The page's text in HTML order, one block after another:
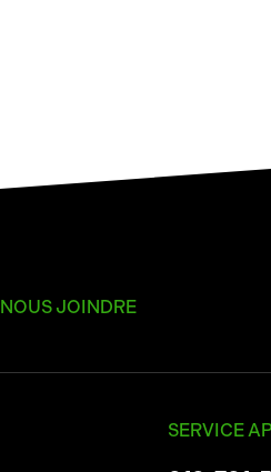
NOUS JOINDRE
SERVICE